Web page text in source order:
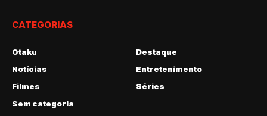
CATEGORIAS
Otaku
Destaque
Notícias
Entretenimento
Filmes
Séries
Sem categoria